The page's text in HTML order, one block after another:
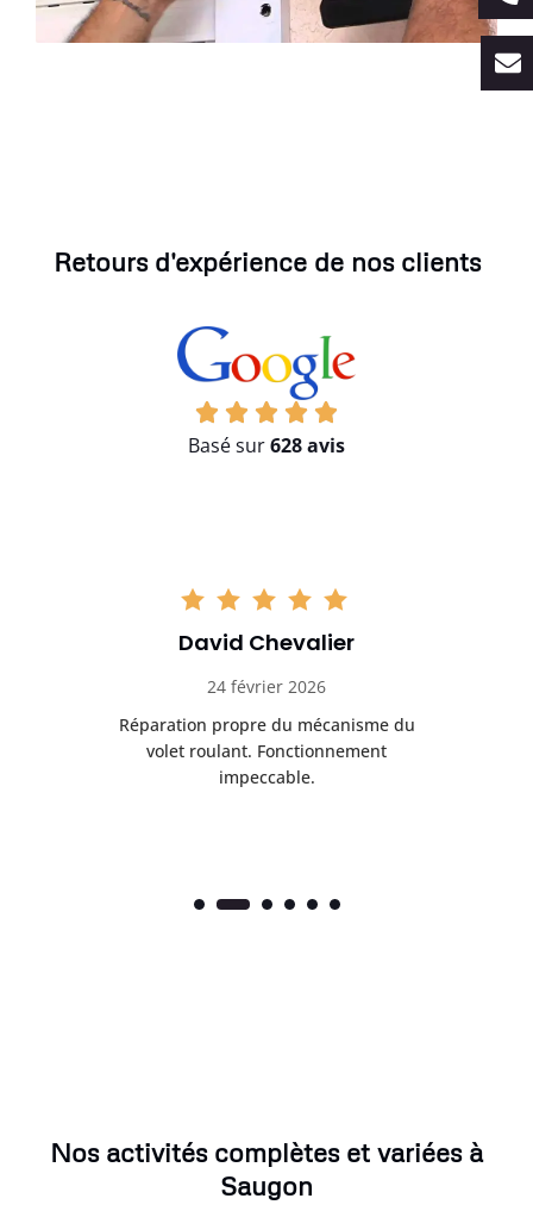
Retours d'expérience de nos clients
Basé sur628 avis
David Chevalier
24 février 2026
Réparation propre du mécanisme du
volet roulant. Fonctionnement
impeccable.
Nos activités complètes et variées à
Saugon